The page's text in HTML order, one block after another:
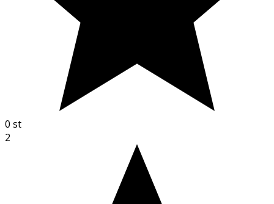
0 st
2